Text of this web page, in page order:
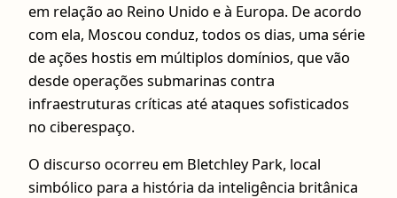
em relação ao Reino Unido e à Europa. De acordo
com ela, Moscou conduz, todos os dias, uma série
de ações hostis em múltiplos domínios, que vão
desde operações submarinas contra
infraestruturas críticas até ataques sofisticados
no ciberespaço.
O discurso ocorreu em Bletchley Park, local
simbólico para a história da inteligência britânica